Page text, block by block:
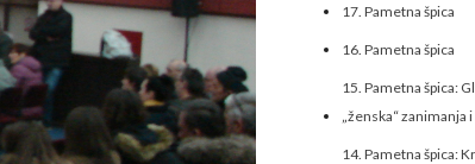
17. Pametna špica
16. Pametna špica
15. Pametna špica:
„ženska“
14. Pametna špica: